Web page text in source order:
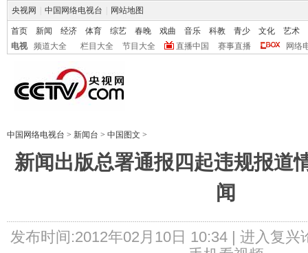
央视网 中国网络电视台 网站地图
首页 新闻 经济 体育 综艺 春晚 戏曲 音乐 科教 青少 文化
艺术
电视
频道大全 栏目大全 节目大全 直播中国 赛事直播 网络
中国网络电视台 > 新闻台 > 中国图文 >
新闻出版总署通报四起违规报道
闻
发布时间:2012年02月10日 10:34 | 进入复兴